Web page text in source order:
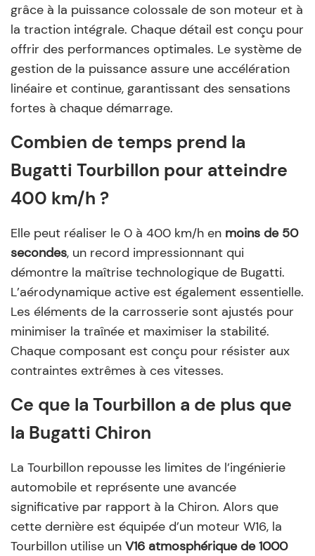
grâce à la puissance colossale de son moteur et à
la traction intégrale. Chaque détail est conçu pour
offrir des performances optimales. Le système de
gestion de la puissance assure une accélération
linéaire et continue, garantissant des sensations
fortes à chaque démarrage.
Combien de temps prend la
Bugatti Tourbillon pour atteindre
400 km/h ?
Elle peut réaliser le 0 à 400 km/h en moins de 50
secondes, un record impressionnant qui
démontre la maîtrise technologique de Bugatti.
L’aérodynamique active est également essentielle.
Les éléments de la carrosserie sont ajustés pour
minimiser la traînée et maximiser la stabilité.
Chaque composant est conçu pour résister aux
contraintes extrêmes à ces vitesses.
Ce que la Tourbillon a de plus que
la Bugatti Chiron
La Tourbillon repousse les limites de l’ingénierie
automobile et représente une avancée
significative par rapport à la Chiron. Alors que
cette dernière est équipée d’un moteur W16, la
Tourbillon utilise un V16 atmosphérique de 1000